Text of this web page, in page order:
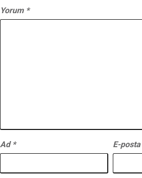
Yorum *
Ad * E-posta